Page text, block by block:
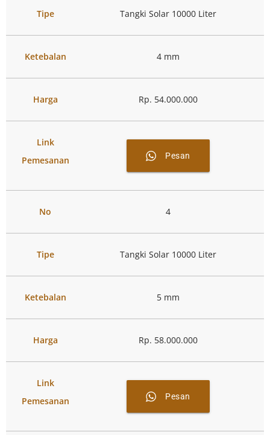
Tipe Tangki Solar 10000 Liter
Ketebalan 4 mm
Harga Rp. 54.000.000
Link
Pemesanan
Pesan
No 4
Tipe Tangki Solar 10000 Liter
Ketebalan 5 mm
Harga Rp. 58.000.000
Link
Pemesanan
Pesan